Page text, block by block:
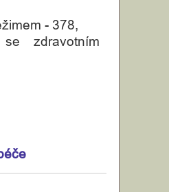
- 378,
zdravotním